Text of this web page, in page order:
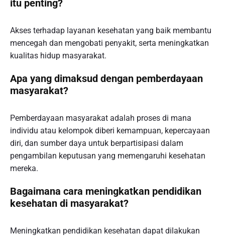
itu penting?
Akses terhadap layanan kesehatan yang baik membantu
mencegah dan mengobati penyakit, serta meningkatkan
kualitas hidup masyarakat.
Apa yang dimaksud dengan pemberdayaan
masyarakat?
Pemberdayaan masyarakat adalah proses di mana
individu atau kelompok diberi kemampuan, kepercayaan
diri, dan sumber daya untuk berpartisipasi dalam
pengambilan keputusan yang memengaruhi kesehatan
mereka.
Bagaimana cara meningkatkan pendidikan
kesehatan di masyarakat?
Meningkatkan pendidikan kesehatan dapat dilakukan